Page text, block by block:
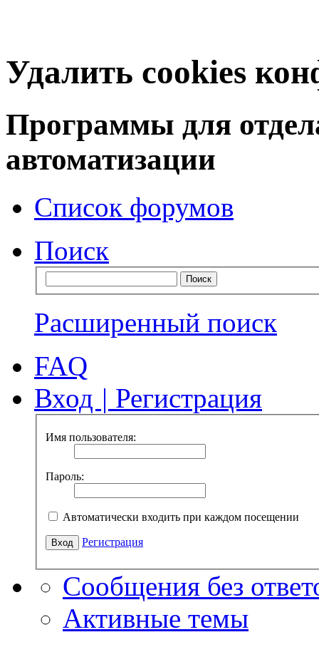
Удалить cookies
Программы для
автоматизации
Список форумов
Поиск
Расширенный поиск
FAQ
Вход | Регистрация
Имя пользователя:
Пароль:
Автоматически входить при каждом посещении
Регистрация
Сообщения без
Активные темы